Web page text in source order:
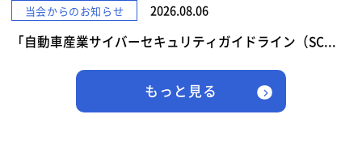
当会からのお知らせ 2026.08.06
「自動車産業サイバーセキュリティガイドライン（SC...
もっと見る